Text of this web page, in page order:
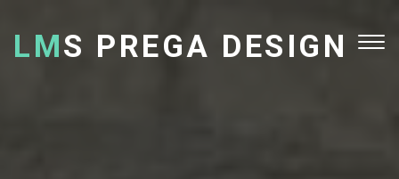
LMS PREGA DESIGN